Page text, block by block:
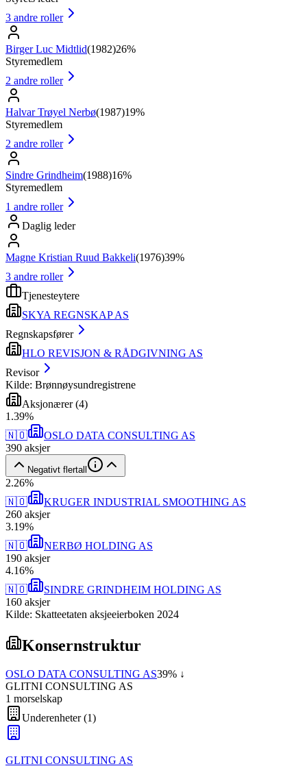
3 andre roller
Birger Luc Midtlid(1982)26%
Styremedlem
2 andre roller
Halvar Trøyel Nerbø(1987)19%
Styremedlem
2 andre roller
Sindre Grindheim(1988)16%
Styremedlem
1 andre roller
Daglig leder
Magne Kristian Ruud Bakkeli(1976)39%
3 andre roller
Tjenesteytere
SKYA REGNSKAP AS
Regnskapsfører
HLO REVISJON & RÅDGIVNING AS
Revisor
Kilde: Brønnøysundregistrene
Aksjonærer(4)
1 .39%
🇳🇴
OSLO DATA CONSULTING AS
390 aksjer
Negativt flertall
2.26%
🇳🇴
KRUGER INDUSTRIAL SMOOTHING AS
260 aksjer
3.19%
🇳🇴
NERBØ HOLDING AS
190 aksjer
4.16%
🇳🇴
SINDRE GRINDHEIM HOLDING AS
160 aksjer
Kilde: Skatteetaten aksjeeierboken 2024
Konsernstruktur
OSLO DATA CONSULTING AS39% ↓
GLITNI CONSULTING AS
1 morselskap
Underenheter(1)
GLITNI CONSULTING AS